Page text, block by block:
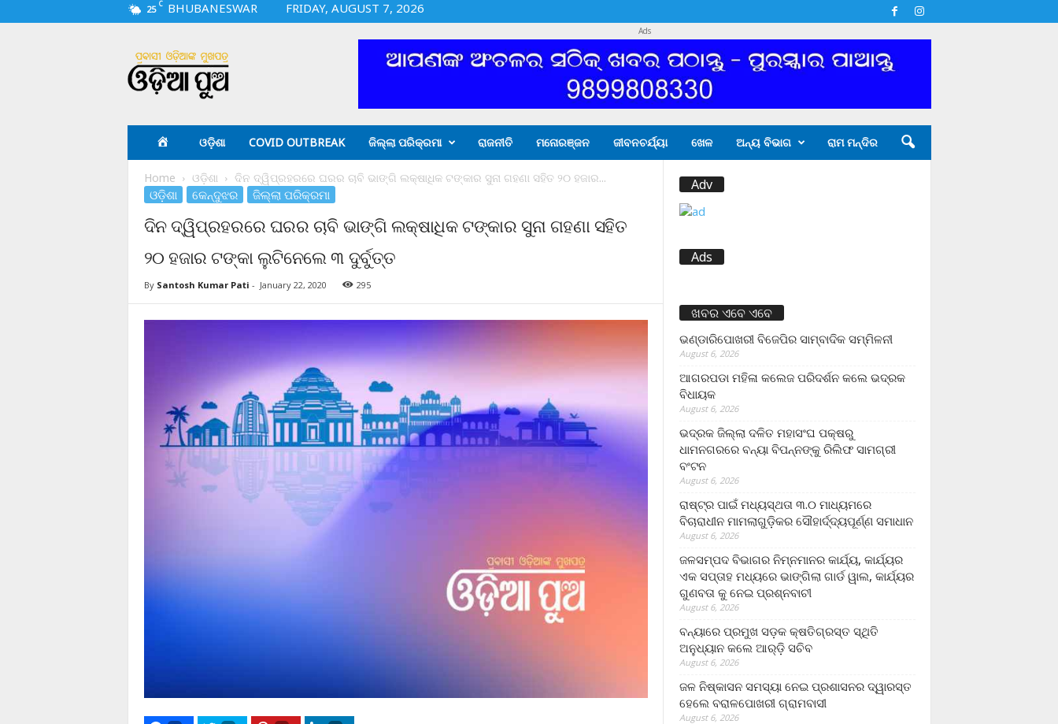
25 C BHUBANESWAR
FRIDAY, AUGUST 7, 2026
i
a
Ads
ଓଡ଼ିଶା COVID OUTBREAK ଜିଲ୍ଲା ପରିକ୍ରମା ରାଜନୀତି ମନୋରଞ୍ଜନ ଜୀବନଚର୍ଯ୍ୟା ଖେଳ ଅନ୍ୟ ବିଭାଗ ରାମ ମନ୍ଦିର
Home ଓଡ଼ିଶା ଦିନ ଦ୍ୱିପ୍ରହରରେ ଘରର ଚାବି ଭାଙ୍ଗି ଲକ୍ଷାଧିକ ଟଙ୍କାର ସୁନା ଗହଣା ସହିତ ୨୦ ହଜାର...
ଓଡ଼ିଶା କେନ୍ଦୁଝର ଜିଲ୍ଲା ପରିକ୍ରମା
ଦିନ ଦ୍ୱିପ୍ରହରରେ ଘରର ଚାବି ଭାଙ୍ଗି ଲକ୍ଷାଧିକ ଟଙ୍କାର ସୁନା ଗହଣା ସହିତ
୨୦ ହଜାର ଟଙ୍କା ଲୁଟିନେଲେ ୩ ଦୁର୍ବୁତ୍ତ
By Santosh Kumar Pati - January 22, 2020 295
Adv
Ads
ଖବର ଏବେ ଏବେ
ଭଣ୍ଡାରିପୋଖରୀ ବିଜେପିର ସାମ୍ବାଦିକ ସମ୍ମିଳନୀ
August 6, 2026
ଆଗରପଡା ମହିଳା କଲେଜ ପରିଦର୍ଶନ କଲେ ଭଦ୍ରକ
ବିଧାୟକ
August 6, 2026
ଭଦ୍ରକ ଜିଲ୍ଲା ଦଳିତ ମହାସଂଘ ପକ୍ଷରୁ
ଧାମନଗରରେ ବନ୍ୟା ବିପନ୍ନଙ୍କୁ ରିଲିଫ ସାମଗ୍ରୀ
ବଂଟନ
August 6, 2026
ରାଷ୍ଟ୍ର ପାଇଁ ମଧ୍ୟସ୍ଥତା ୩.୦ ମାଧ୍ୟମରେ
ବିଚାରାଧୀନ ମାମଲାଗୁଡ଼ିକର ସୌହାର୍ଦ୍ଦ୍ୟପୂର୍ଣ୍ଣ ସମାଧାନ
August 6, 2026
ଜଳସମ୍ପଦ ବିଭାଗର ନିମ୍ନମାନର କାର୍ଯ୍ୟ, କାର୍ଯ୍ୟର
ଏକ ସପ୍ତାହ ମଧ୍ୟରେ ଭାଙ୍ଗିଲା ଗାର୍ଡ ୱାଲ, କାର୍ଯ୍ୟର
ଗୁଣବତା କୁ ନେଇ ପ୍ରଶ୍ନବାଚୀ
August 6, 2026
ବନ୍ୟାରେ ପ୍ରମୁଖ ସଡ଼କ କ୍ଷତିଗ୍ରସ୍ତ ସ୍ଥିତି
ଅନୁଧ୍ୟାନ କଲେ ଆର୍‌ଡ଼ି ସଚିବ
August 6, 2026
ଜଳ ନିଷ୍କାସନ ସମସ୍ୟା ନେଇ ପ୍ରଶାସନର ଦ୍ୱାରସ୍ତ
ହେଲେ ବରାଳପୋଖରୀ ଗ୍ରାମବାସୀ
August 6, 2026